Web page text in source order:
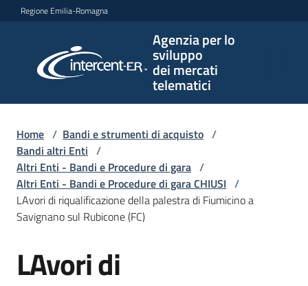
Vai al contenuto
Vai alla navigazione
Vai al footer
Regione Emilia-Romagna
Agenzia per lo
sviluppo
dei mercati
telematici
per lo
sviluppo
telematici
L'Agenzia
Bandi
e
Home / Bandi e strumenti di acquisto /
Bandi altri Enti /
Altri Enti - Bandi e Procedure di gara /
Altri Enti - Bandi e Procedure di gara CHIUSI /
LAvori di riqualificazione della palestra di Fiumicino a
Savignano sul Rubicone (FC)
Salta al contenuto
LAvori di